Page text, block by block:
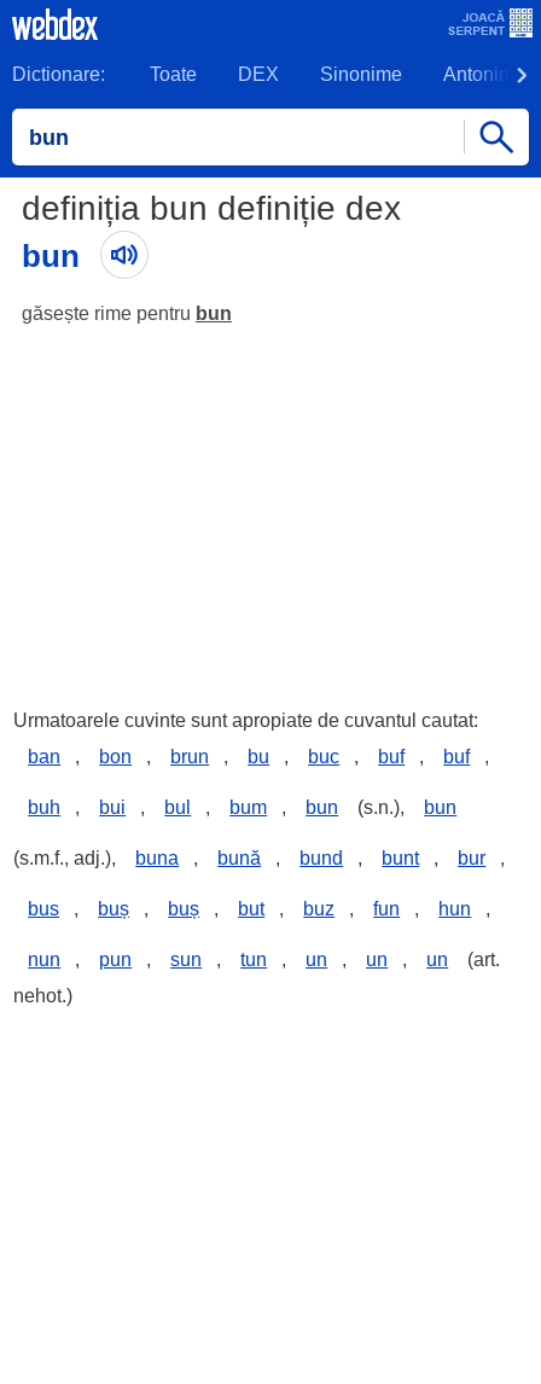
Dictionare: Toate DEX Sinonime Antonime
definiția bun definiție dex
bun
găsește rime pentru bun
Urmatoarele cuvinte sunt apropiate de cuvantul cautat:
ban
, bon , brun , bu , buc , buf , buf ,
buh , bui , bul , bum , bun (s.n.), bun
(s.m.f., adj.), buna , bună , bund , bunt , bur ,
bus , buș , buș , but , buz , fun , hun ,
nun , pun , sun , tun , un , un , un
(art.
nehot.)